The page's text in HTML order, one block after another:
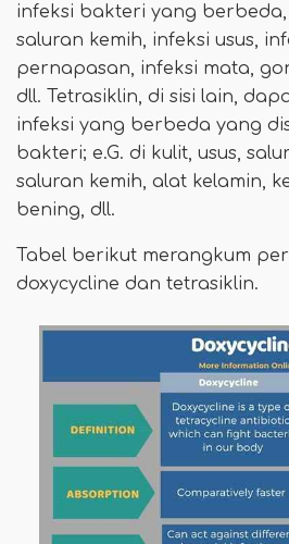
infeksi bakteri yang
saluran kemih, infeksi usus,
pernapasan, infeksi mata,
dll. Tetrasiklin, di sisi lain,
infeksi yang berbeda yang
bakteri; e.G. di kulit, usus,
saluran kemih, alat kelamin,
bening, dll.
Tabel berikut merangkum
doxycycline dan tetrasiklin.